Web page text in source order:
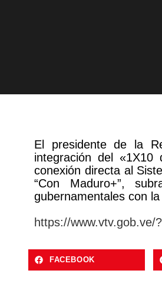
El presidente de la
integración del
conexión directa al
“Con Maduro+”,
gubernamentales con
https://www.vtv.gob.ve/
FACEBOOK